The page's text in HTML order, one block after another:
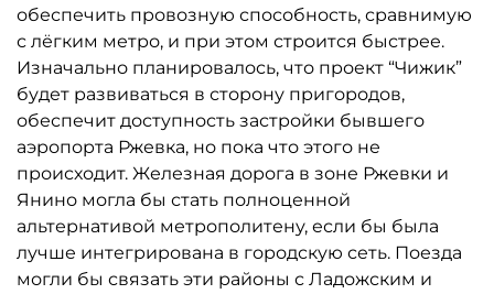
обеспечить провозную способность, сравнимую
с лёгким метро, и при этом строится быстрее.
Изначально планировалось, что проект “Чижик”
будет развиваться в сторону пригородов,
обеспечит доступность застройки бывшего
аэропорта Ржевка, но пока что этого не
происходит. Железная дорога в зоне Ржевки и
Янино могла бы стать полноценной
альтернативой метрополитену, если бы была
лучше интегрирована в городскую сеть. Поезда
могли бы связать эти районы с Ладожским и